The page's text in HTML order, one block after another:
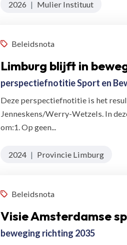
2026 | Mulier Instituut
Beleidsnota
Limburg blijft in
perspectiefnotitie Sport en
Deze perspectiefnotitie is het
Jenneskens/Werry-Wetzels. In
om:1. Op geen...
2024 | Provincie Limburg
Beleidsnota
Visie Amsterdamse
beweging richting 2035